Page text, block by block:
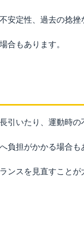
定性、過去の捻挫
合もあります。
いたり、運動時の
負担がかかる場合も
ンスを見直すことが